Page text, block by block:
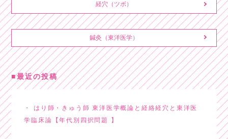
経穴（ツボ）
鍼灸（東洋医学）
最近の投稿
はり師・きゅう師 東洋医学概論と経絡経穴と東洋医
学臨床論【年代別四択問題 】